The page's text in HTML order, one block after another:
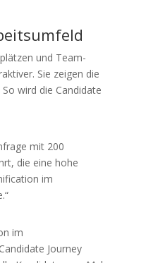
und Team-
Sie zeigen die
wird die Candidate
mit 200
die eine hohe
im
im
Journey